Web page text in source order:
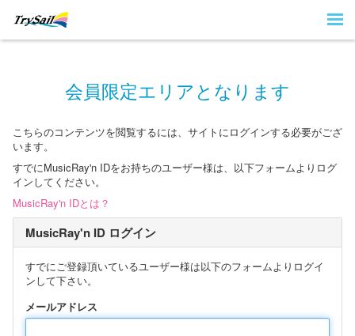
会員限定エリアとなります
こちらのコンテンツを閲覧するには、サイトにログインする必要がござ
います。
すでにMusicRay'n IDをお持ちのユーザー様は、以下フォームよりログ
インしてください。
MusicRay'n IDとは？
MusicRay'n ID ログイン
すでにご登録頂いているユーザー様は以下のフォームよりログイ
ンして下さい。
メールアドレス